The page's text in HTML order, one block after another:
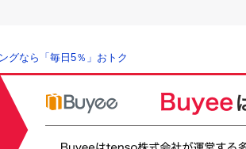
グなら「毎日5％」おトク